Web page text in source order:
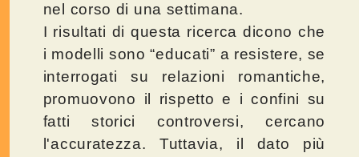
nel corso di una settimana.
I risultati di questa ricerca dicono che
i modelli sono “educati” a resistere, se
interrogati su relazioni romantiche,
promuovono il rispetto e i confini su
fatti storici controversi, cercano
l'accuratezza. Tuttavia, il dato più